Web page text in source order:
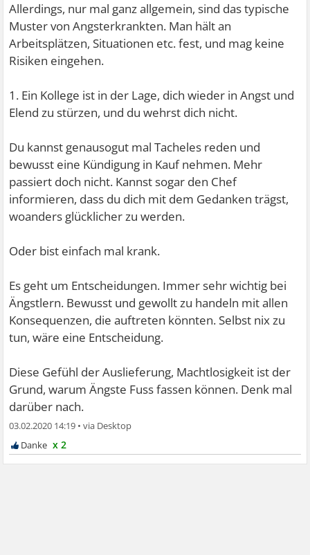
Allerdings, nur mal ganz allgemein, sind das typische
Muster von Angsterkrankten. Man hält an
Arbeitsplätzen, Situationen etc. fest, und mag keine
Risiken eingehen.
1. Ein Kollege ist in der Lage, dich wieder in Angst und
Elend zu stürzen, und du wehrst dich nicht.
Du kannst genausogut mal Tacheles reden und
bewusst eine Kündigung in Kauf nehmen. Mehr
passiert doch nicht. Kannst sogar den Chef
informieren, dass du dich mit dem Gedanken trägst,
woanders glücklicher zu werden.
Oder bist einfach mal krank.
Es geht um Entscheidungen. Immer sehr wichtig bei
Ängstlern. Bewusst und gewollt zu handeln mit allen
Konsequenzen, die auftreten könnten. Selbst nix zu
tun, wäre eine Entscheidung.
Diese Gefühl der Auslieferung, Machtlosigkeit ist der
Grund, warum Ängste Fuss fassen können. Denk mal
darüber nach.
03.02.2020 14:19 •
x 2